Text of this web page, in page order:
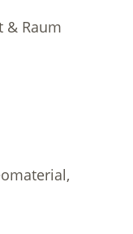
& Raum